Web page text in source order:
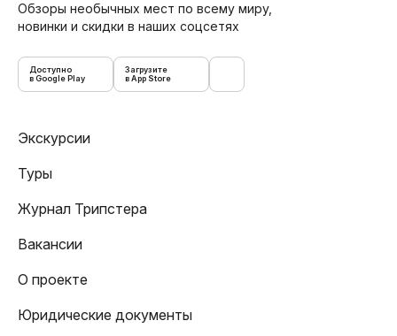
Обзоры необычных мест по всему миру,
новинки и скидки в наших соцсетях
Доступно
в Google Play
Загрузите
в App Store
Экскурсии
Туры
Журнал Трипстера
Вакансии
О проекте
Юридические документы